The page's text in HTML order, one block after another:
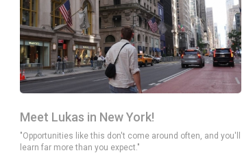
Meet Lukas in New York!
"Opportunities like this don't come around often, and you'll
learn far more than you expect."